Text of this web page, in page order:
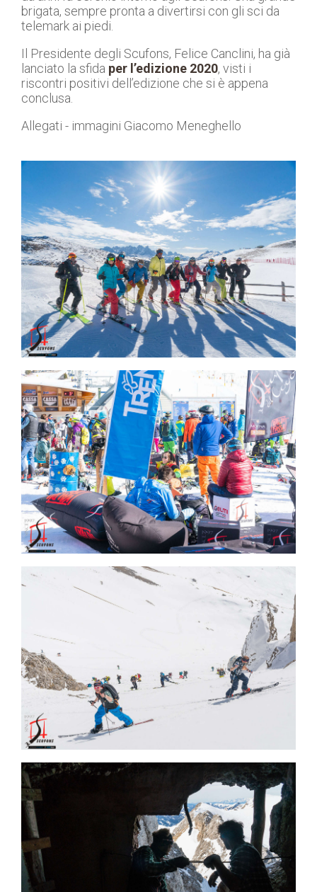
brigata, sempre pronta a divertirsi con gli sci da
telemark ai piedi.
Il Presidente degli Scufons, Felice Canclini, ha già
lanciato la sfida per l’edizione 2020, visti i
riscontri positivi dell’edizione che si è appena
conclusa.
Allegati - immagini Giacomo Meneghello